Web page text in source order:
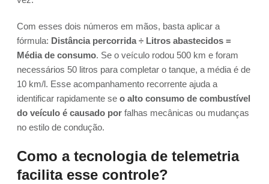
Com esses dois números em mãos, basta aplicar a
fórmula: Distância percorrida ÷ Litros abastecidos =
Média de consumo. Se o veículo rodou 500 km e foram
necessários 50 litros para completar o tanque, a média é de
10 km/l. Esse acompanhamento recorrente ajuda a
identificar rapidamente se o alto consumo de combustível
do veículo é causado por falhas mecânicas ou mudanças
no estilo de condução.
Como a tecnologia de telemetria
facilita esse controle?